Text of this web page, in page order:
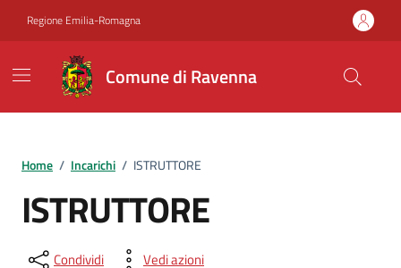
Regione Emilia-Romagna
Comune di Ravenna
Home / Incarichi / ISTRUTTORE
ISTRUTTORE
Condividi Vedi azioni